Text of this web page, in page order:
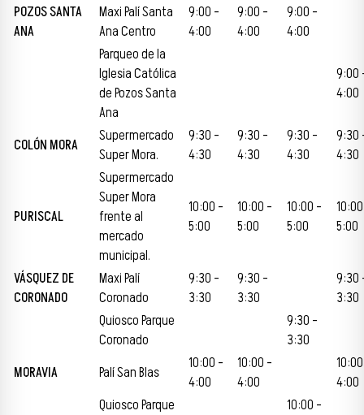
POZOS SANTA
ANA
Maxi Palí Santa
Ana Centro
9:00 –
4:00
9:00 –
4:00
9:00 –
4:00
Parqueo de la
Iglesia Católica
de Pozos Santa
Ana
9:00
4:00
COLÓN MORA
Supermercado
Super Mora.
9:30 –
4:30
9:30 –
4:30
9:30 –
4:30
9:30
4:30
PURISCAL
Supermercado
Super Mora
frente al
mercado
municipal.
10:00 –
5:00
10:00 –
5:00
10:00 –
5:00
5:00
VÁSQUEZ DE
CORONADO
Maxi Palí
Coronado
9:30 –
3:30
9:30 –
3:30
9:30
3:30
Quiosco Parque
Coronado
9:30 –
3:30
MORAVIA
Palí San Blas
10:00 –
4:00
10:00 –
4:00
4:00
Quiosco Parque
10:00 –